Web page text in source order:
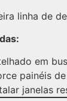
linha de
em
painéis
janelas